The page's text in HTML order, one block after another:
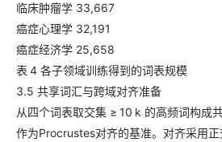
临床肿瘤学 33,667
癌症心理学 32,191
癌症经济学 25,658
表 4 各子领域训练得到的词表规模
3.5 共享词汇与跨域对齐准备
从四个词表取交集 ≥ 10 k 的高频词构成
作为Procrustes对齐的基准。对齐采用